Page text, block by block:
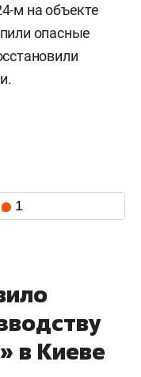
м на объекте
опасные
1
в Киеве